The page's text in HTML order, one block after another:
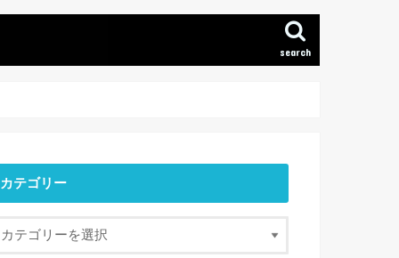
search
カテゴリー